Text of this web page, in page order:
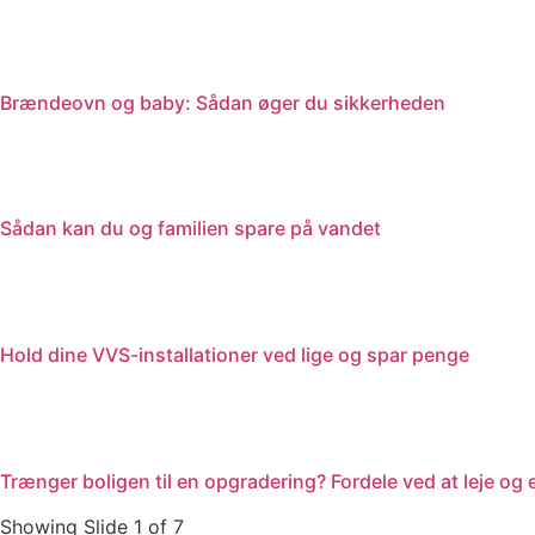
Brændeovn og baby: Sådan øger du sikkerheden
Sådan kan du og familien spare på vandet
Hold dine VVS-installationer ved lige og spar penge
Trænger boligen til en opgradering? Fordele ved at leje og
Showing Slide 1 of 7